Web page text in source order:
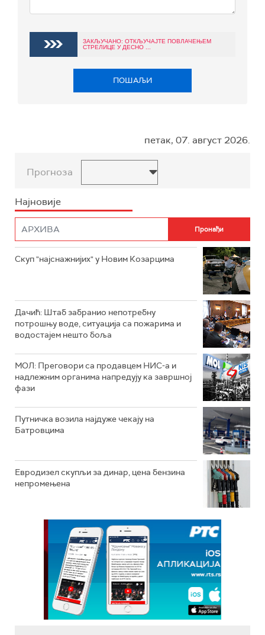
ЗАКЉУЧАНО: ОТКЉУЧАЈТЕ ПОВЛАЧЕЊЕМ
СТРЕЛИЦЕ У ДЕСНО ...
ПОШАЉИ
петак, 07. август 2026.
Прогноза
Најновије
Скуп "најснажнијих" у Новим Козарцима
Дачић: Штаб забранио непотребну
потрошњу воде, ситуација са пожарима и
водостајем нешто боља
МОЛ: Преговори са продавцем НИС-а и
надлежним органима напредују ка завршној
фази
Путничка возила најдуже чекају на
Батровцима
Евродизел скупљи за динар, цена бензина
непромењена